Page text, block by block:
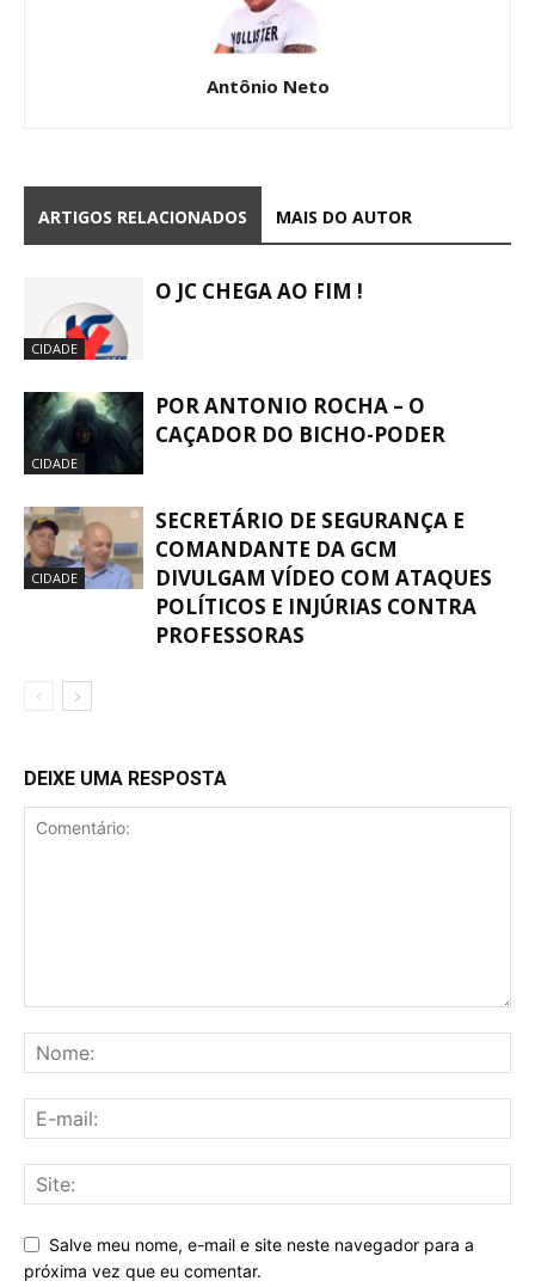
Antônio Neto
ARTIGOS RELACIONADOS MAIS DO AUTOR
CIDADE
O JC CHEGA AO FIM !
CIDADE
POR ANTONIO ROCHA – O
CAÇADOR DO BICHO-PODER
CIDADE
SECRETÁRIO DE SEGURANÇA E
COMANDANTE DA GCM
DIVULGAM VÍDEO COM ATAQUES
POLÍTICOS E INJÚRIAS CONTRA
PROFESSORAS
DEIXE UMA RESPOSTA
Salve meu nome, e-mail e site neste navegador para a
próxima vez que eu comentar.